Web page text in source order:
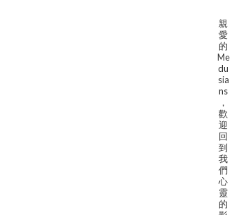
親
愛
的
Me
du
sia
ns
，
歡
迎
回
到
我
們
心
靈
的